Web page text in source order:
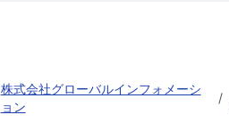
株式会社グローバルインフォメーシ
ョン
/